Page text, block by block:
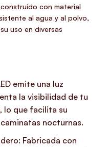
con material
al agua y al polvo,
uso en diversas
emite una luz
la visibilidad de tu
lo que facilita su
nocturnas.
Fabricada con